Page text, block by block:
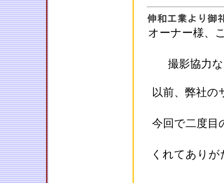
オーナー様、
撮影協力
以前、弊社の
今回で二度目
くれてあり